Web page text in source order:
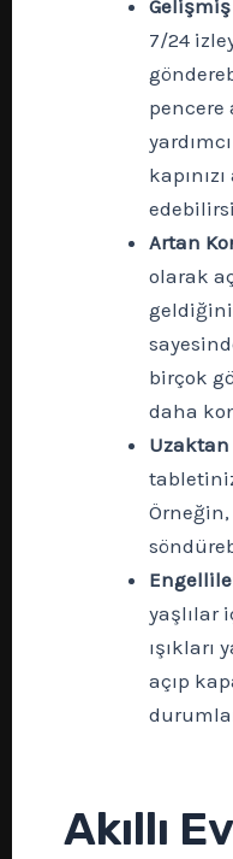
7/24
pencere
Artan
olarak
birçok
daha
Uzaktan
Örneğin,
yaşlılar
ışıkları
açıp
Akıllı